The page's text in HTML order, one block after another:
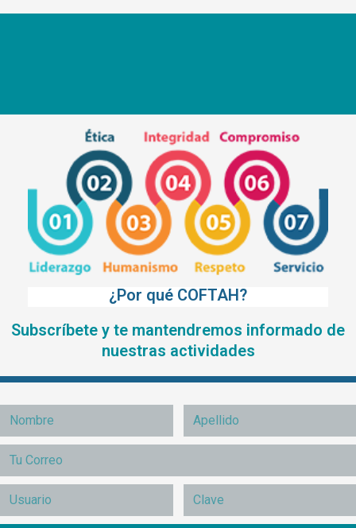
¿Por qué COFTAH?
Subscríbete y te mantendremos informado de
nuestras actividades